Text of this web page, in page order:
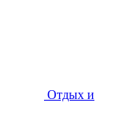
Отдых и